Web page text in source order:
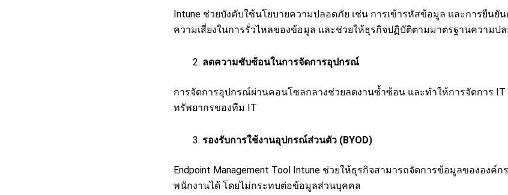
Intune ช่วยบังคับใช้นโยบายความปลอดภัย เช่น การเข้ารหัสข้อมูล และการยืนยั
ความเสี่ยงในการรั่วไหลของข้อมูล และช่วยให้ธุรกิจปฏิบัติตามมาตรฐานความป
ลดความซับซ้อนในการจัดการอุปกรณ์
การจัดการอุปกรณ์ผ่านคอนโซลกลางช่วยลดงานซ้ำซ้อน และทำให้การจัดการ IT
ทรัพยากรของทีม IT
รองรับการใช้งานอุปกรณ์ส่วนตัว (BYOD)
Endpoint Management Tool Intune ช่วยให้ธุรกิจสามารถจัดการข้อมูลขององค์
พนักงานได้ โดยไม่กระทบต่อข้อมูลส่วนบุคคล